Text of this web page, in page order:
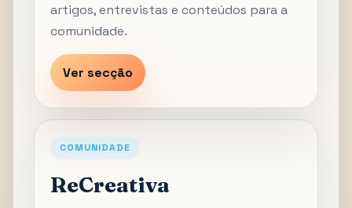
artigos, entrevistas e conteúdos para a
comunidade.
Ver secção
COMUNIDADE
ReCreativa